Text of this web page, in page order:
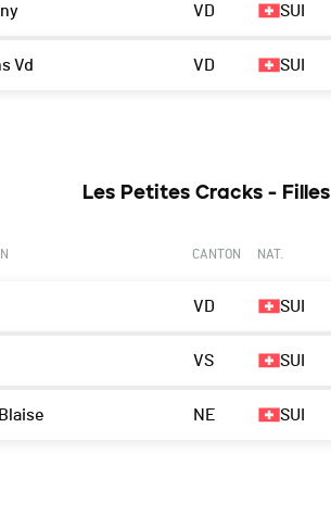
VD SUI
Vd VD SUI
Les Petites Cracks - Filles
CANTON NAT.
VD SUI
VS SUI
NE SUI